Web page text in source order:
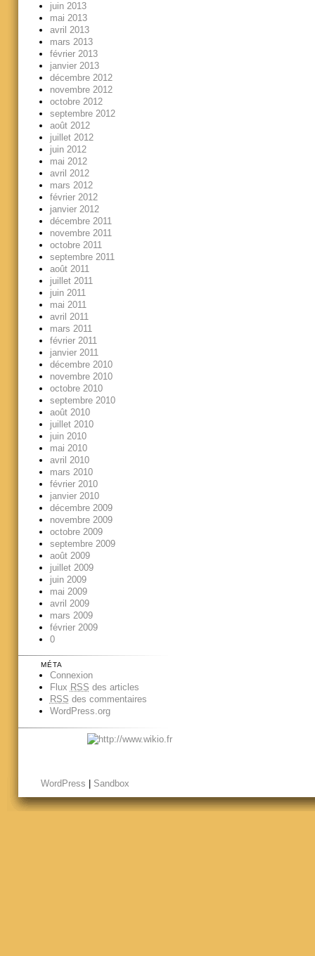
juin 2013
mai 2013
avril 2013
mars 2013
février 2013
janvier 2013
décembre 2012
novembre 2012
octobre 2012
septembre 2012
août 2012
juillet 2012
juin 2012
mai 2012
avril 2012
mars 2012
février 2012
janvier 2012
décembre 2011
novembre 2011
octobre 2011
septembre 2011
août 2011
juillet 2011
juin 2011
mai 2011
avril 2011
mars 2011
février 2011
janvier 2011
décembre 2010
novembre 2010
octobre 2010
septembre 2010
août 2010
juillet 2010
juin 2010
mai 2010
avril 2010
mars 2010
février 2010
janvier 2010
décembre 2009
novembre 2009
octobre 2009
septembre 2009
août 2009
juillet 2009
juin 2009
mai 2009
avril 2009
mars 2009
février 2009
0
MÉTA
Connexion
Flux RSS des articles
RSS des commentaires
WordPress.org
WordPress Sandbox